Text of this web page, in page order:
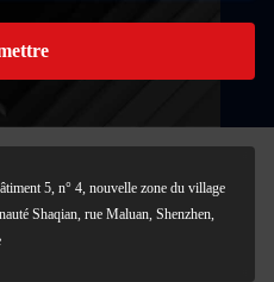
5, n° 4, nouvelle zone du village
Shaqian, rue Maluan, Shenzhen,